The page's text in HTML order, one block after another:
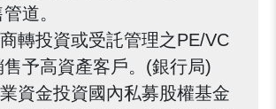
道。
轉投資或受託管理之PE/VC
售予高資產客戶。(銀行局)
資金投資國內私募股權基金